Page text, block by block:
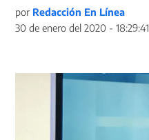
por Redacción En Línea
30 de enero del 2020 - 18:29:41